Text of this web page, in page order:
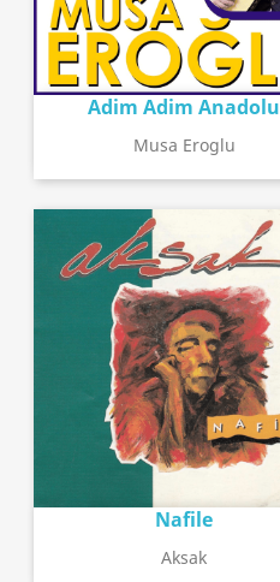
Adim Adim Anadolu
Musa Eroglu
Nafile
Aksak